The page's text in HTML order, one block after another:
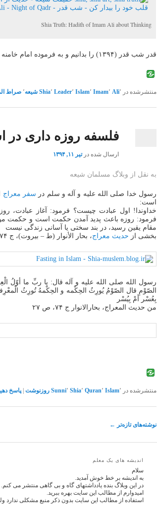
Shia Truth: Hadith of Imam Ali about Thinking
قدر شب قدر (۱۳۹۴) را بدانیم و به فرموده امام خامنه ای برای همه دعا کنیم:
منتشرشده در Ali٬ Imam٬ Islam٬ Leader٬ Shia٬ شیعه٬ صراط
فلسفه روزه داری در
ارسال شده درتیر ۱۱, ۱۳۹۴
به نقل از وبلاگ مسلمان شیعه
رسول خدا صلی الله علیه و آله و سلم در سفر معراج
است:
خداوندا! اول عبادت چیست؟ فرمود: آغاز
فرمود: روزه باعث پدید آمدن حکمت است و حکمت
مقام یقین رسید، در بند سختی یا آسانی زندگی نیست
بخشی از حدیث معراج، بحار الأنوار (ط – بیروت)، ج ‏۷۴، ص: ۲۷
رسول الله صلی الله علیه و آله قال: یا ربِّ ما أوّلُ
الصّوْمِ قال الصّوْمُ یُورِثُ الحِکْمه و الحِکْمهُ تُورِثُ
بِعُسْر أمْ بِیُسْر
من حدیث المعراج، بحارالانوار ج ۷۴، ص ۲۷
منتشرشده در Islam٬ Quran٬ Shia٬ Sunni٬ روزنوشت |پاسخ
ناوبری
نوشته
نوشته‌های تازه‌تر ←
اندیشه های یک معلم
سلام
به اندیشه بر خط خوش آمدید.
در این وبلاگ بنده یادداشتهای گاه و بی گاهی منتشر می
امیدوارم از مطالب این سایت بهره ببرید.
استفاده از مطالب این سایت بدون ذکر منبع مشکلی ندارد